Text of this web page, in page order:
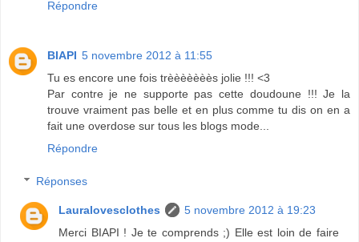
Répondre
BIAPI 5 novembre 2012 à 11:55
Tu es encore une fois trèèèèèèès jolie !!! <3
Par contre je ne supporte pas cette doudoune !!! Je la
trouve vraiment pas belle et en plus comme tu dis on en a
fait une overdose sur tous les blogs mode...
Répondre
Réponses
Lauralovesclothes
5 novembre 2012 à 19:23
Merci BIAPI ! Je te comprends ;) Elle est loin de faire